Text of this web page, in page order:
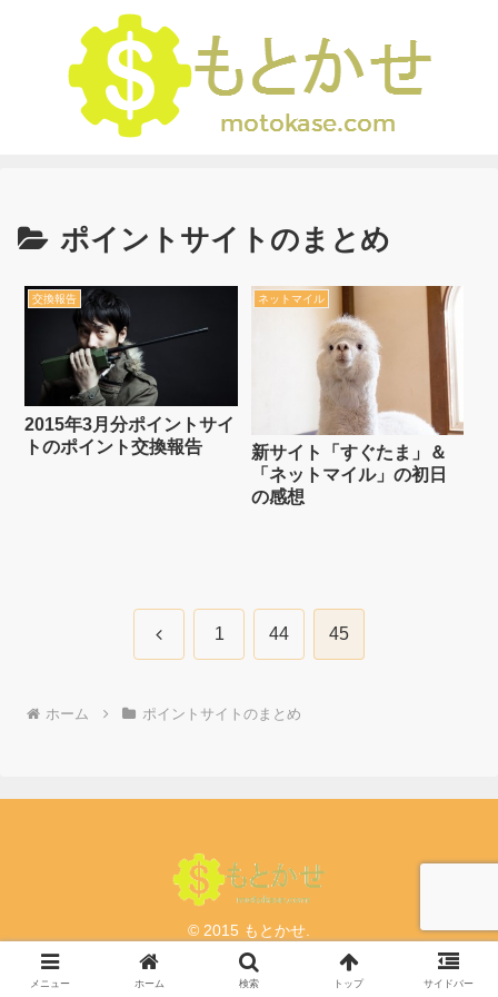
ポイントサイトのまとめ
交換報告
2015年3月分ポイントサイ
トのポイント交換報告
ネットマイル
新サイト「すぐたま」＆
「ネットマイル」の初日
の感想
前 1 44 45
ホーム ポイントサイトのまとめ
© 2015 もとかせ.
メニュー ホーム 検索 トップ サイドバー